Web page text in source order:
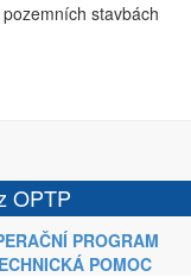
stavbách
OPTP
PROGRAM
POMOC